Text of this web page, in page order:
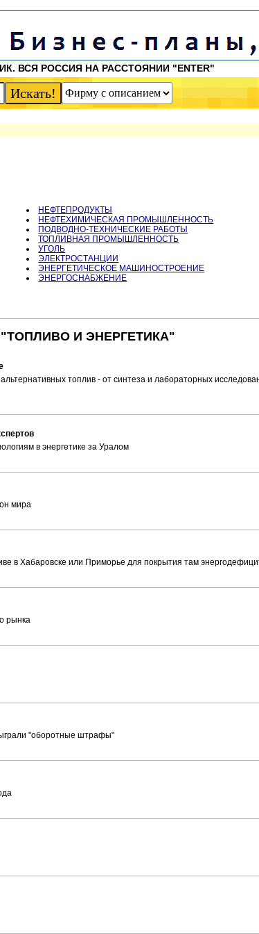
ВСЯ РОССИЯ НА РАССТОЯНИИ "ENTER"
НЕФТЕПРОДУКТЫ
НЕФТЕХИМИЧЕСКАЯ ПРОМЫШЛЕННОСТЬ
ПОДВОДНО-ТЕХНИЧЕСКИЕ РАБОТЫ
ТОПЛИВНАЯ ПРОМЫШЛЕННОСТЬ
УГОЛЬ
ЭЛЕКТРОСТАНЦИИ
ЭНЕРГЕТИЧЕСКОЕ МАШИНОСТРОЕНИЕ
ЭНЕРГОСНАБЖЕНИЕ
И ЭНЕРГЕТИКА"
топлив - от синтеза и лабораторных
в энергетике за Уралом
мира
в Хабаровске или Приморье для покрытия там
рынка
"оборотные штрафы"